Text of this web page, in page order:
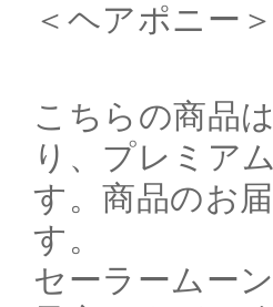
＜ヘアポニー＞
こちらの商品
り、プレミア
す。商品のお
す。
セーラームー